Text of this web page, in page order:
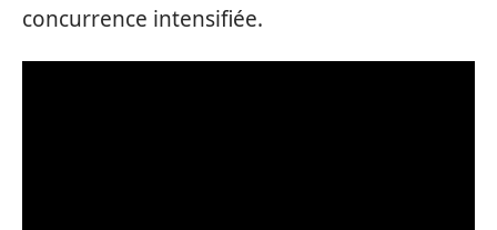
concurrence intensifiée.